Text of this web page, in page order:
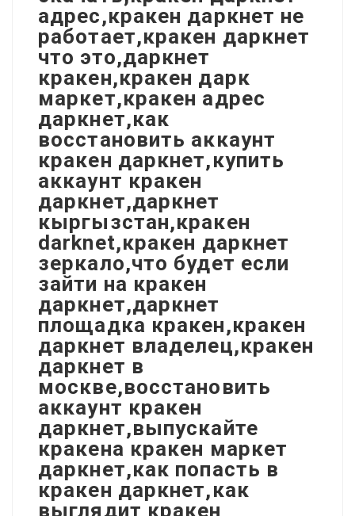
адрес,кракен даркнет не
работает,кракен даркнет
что это,даркнет
кракен,кракен дарк
маркет,кракен адрес
даркнет,как
восстановить аккаунт
кракен даркнет,купить
аккаунт кракен
даркнет,даркнет
кыргызстан,кракен
darknet,кракен даркнет
зеркало,что будет если
зайти на кракен
даркнет,даркнет
площадка кракен,кракен
даркнет владелец,кракен
даркнет в
москве,восстановить
аккаунт кракен
даркнет,выпускайте
кракена кракен маркет
даркнет,как попасть в
кракен даркнет,как
выглядит кракен